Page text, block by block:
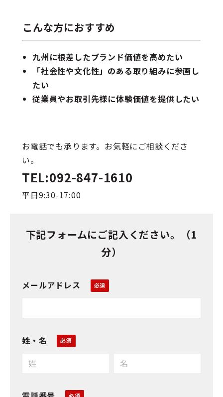
こんな方におすすめ
九州に根差したブランド価値を高めたい
「社会性や文化性」のある取り組みに参画し
たい
従業員やお取引先様に体験価値を提供したい
お電話でも承ります。お気軽にご相談くださ
い。
TEL:092-847-1610
平日9:30-17:00
下記フォームにご記入ください。（1
分）
メールアドレス
姓・名